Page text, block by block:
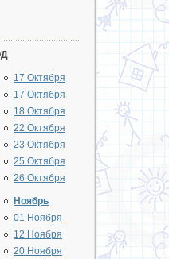
17 Октября
17 Октября
18 Октября
22 Октября
23 Октября
25 Октября
26 Октября
Ноябрь
01 Ноября
12 Ноября
20 Ноября